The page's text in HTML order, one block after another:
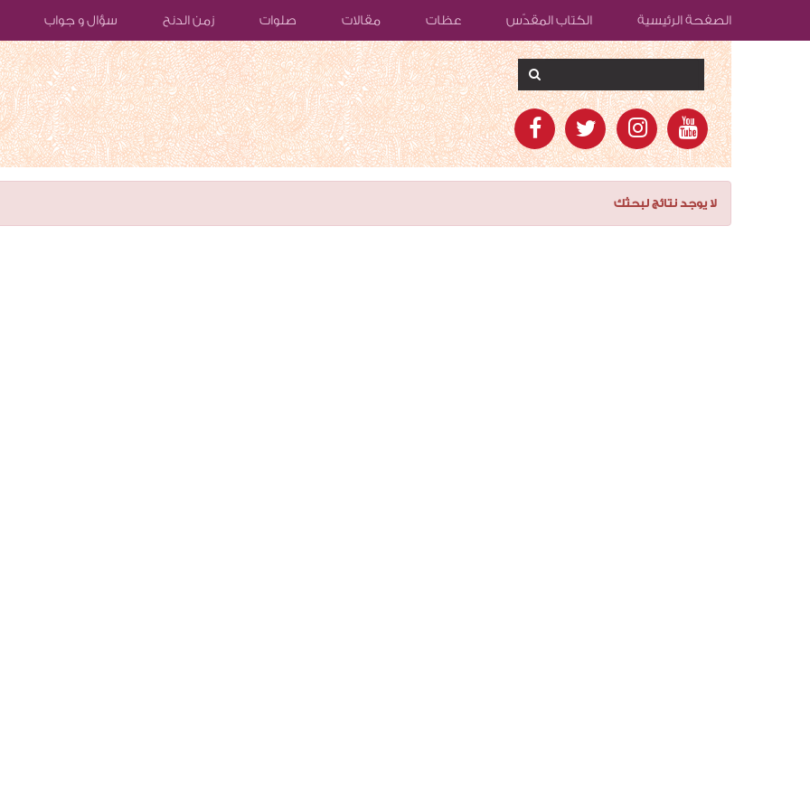
الصفحة الرئيسية الكتاب المقدّس عظات مقالات صلوات زمن الدنح سؤال و جواب
لا يوجد نتائج لبحثك